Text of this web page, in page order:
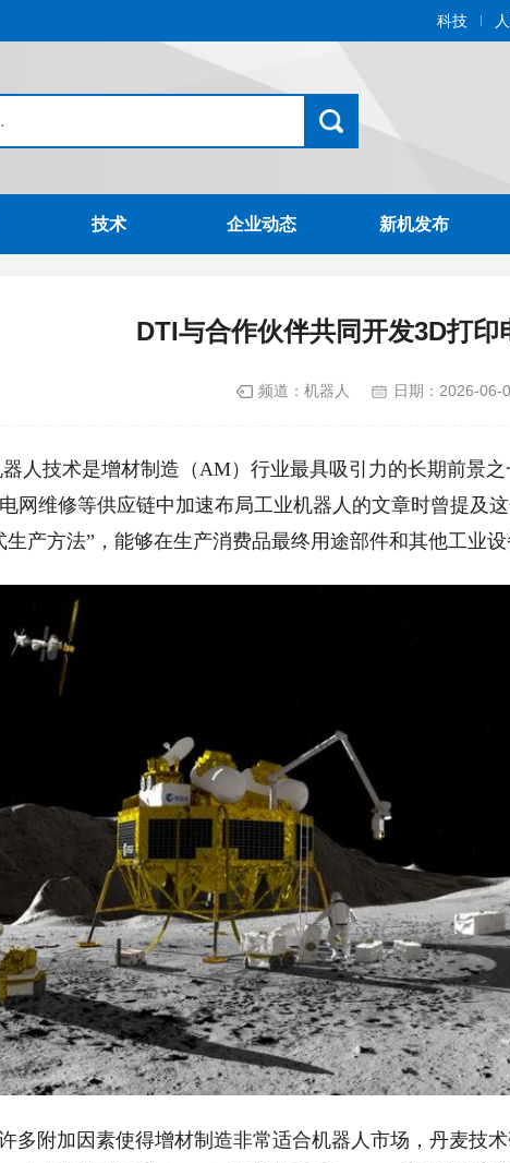
科技
技术 企业动态 新机发布
DTI与合作伙伴共同开发3D打
频道： 机器人 日期： 2026-06-
技术是增材制造（AM）行业最具吸引力的长期前景之
网维修等供应链中加速布局工业机器人的文章时曾提及
生产方法”，能够在生产消费品最终用途部件和其他工业设
附加因素使得增材制造非常适合机器人市场，丹麦技术